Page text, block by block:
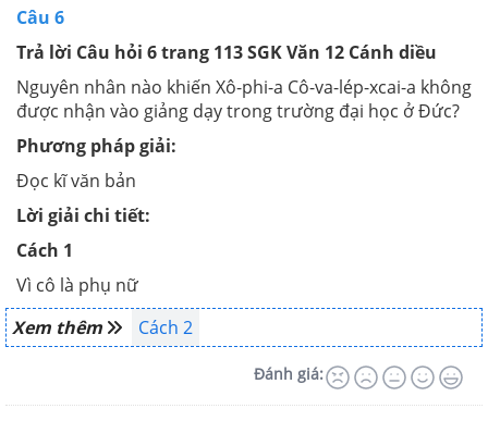
Câu 6
Trả lời Câu hỏi 6 trang 113 SGK Văn 12 Cánh diều
Nguyên nhân nào khiến Xô-phi-a Cô-va-lép-xcai-a không
được nhận vào giảng dạy trong trường đại học ở Đức?
Phương pháp giải:
Đọc kĩ văn bản
Lời giải chi tiết:
Cách 1
Vì cô là phụ nữ
Xem thêm
Cách 2
Đánh giá: